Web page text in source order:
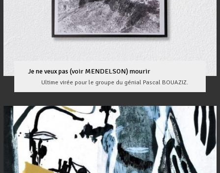
Je ne veux pas (voir MENDELSON) mourir
Ultime virée pour le groupe du génial Pascal BOUAZIZ.